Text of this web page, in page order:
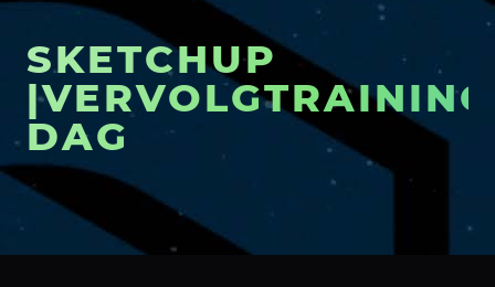
SKETCHUP
|VERVOLGTRAINING
DAG